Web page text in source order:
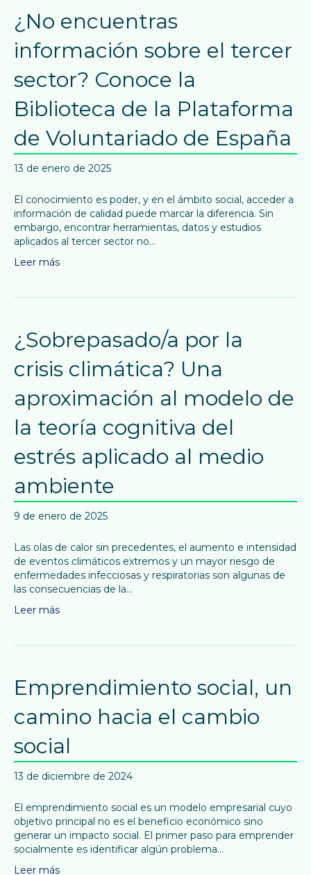
¿No encuentras
información sobre el tercer
sector? Conoce la
Biblioteca de la Plataforma
de Voluntariado de España
13 de enero de 2025
El conocimiento es poder, y en el ámbito social, acceder a
información de calidad puede marcar la diferencia. Sin
embargo, encontrar herramientas, datos y estudios
aplicados al tercer sector no…
Leer más
¿Sobrepasado/a por la
crisis climática? Una
aproximación al modelo de
la teoría cognitiva del
estrés aplicado al medio
ambiente
9 de enero de 2025
Las olas de calor sin precedentes, el aumento e intensidad
de eventos climáticos extremos y un mayor riesgo de
enfermedades infecciosas y respiratorias son algunas de
las consecuencias de la…
Leer más
Emprendimiento social, un
camino hacia el cambio
social
13 de diciembre de 2024
El emprendimiento social es un modelo empresarial cuyo
objetivo principal no es el beneficio económico sino
generar un impacto social. El primer paso para emprender
socialmente es identificar algún problema…
Leer más